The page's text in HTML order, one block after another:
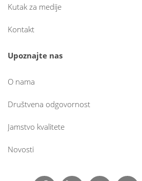
Kutak za medije
Kontakt
Upoznajte nas
O nama
Društvena odgovornost
Jamstvo kvalitete
Novosti